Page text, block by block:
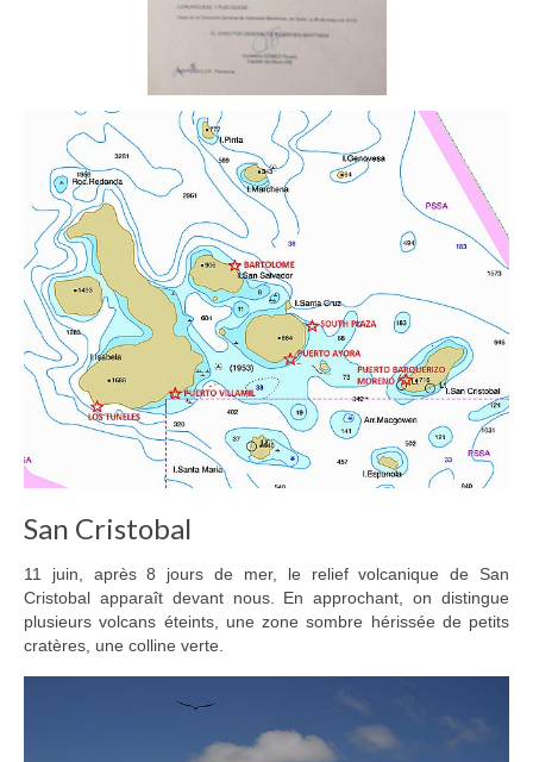
San Cristobal
11 juin, après 8 jours de mer, le relief volcanique de San
Cristobal apparaît devant nous. En approchant, on distingue
plusieurs volcans éteints, une zone sombre hérissée de petits
cratères, une colline verte.